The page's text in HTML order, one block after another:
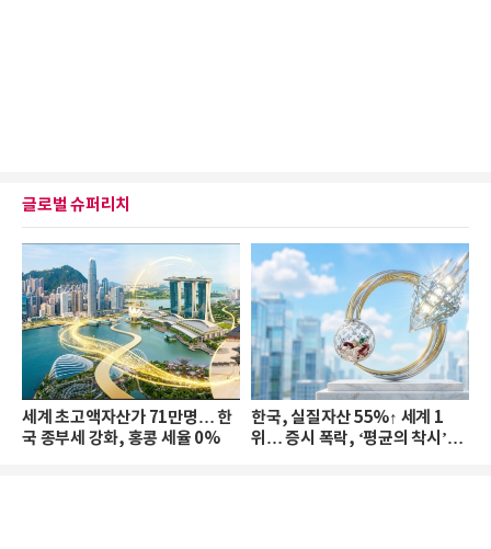
글로벌 슈퍼리치
세계 초고액자산가 71만명… 한
국 종부세 강화, 홍콩 세율 0%
한국, 실질자산 55%↑ 세계 1
위… 증시 폭락, ‘평균의 착시’와